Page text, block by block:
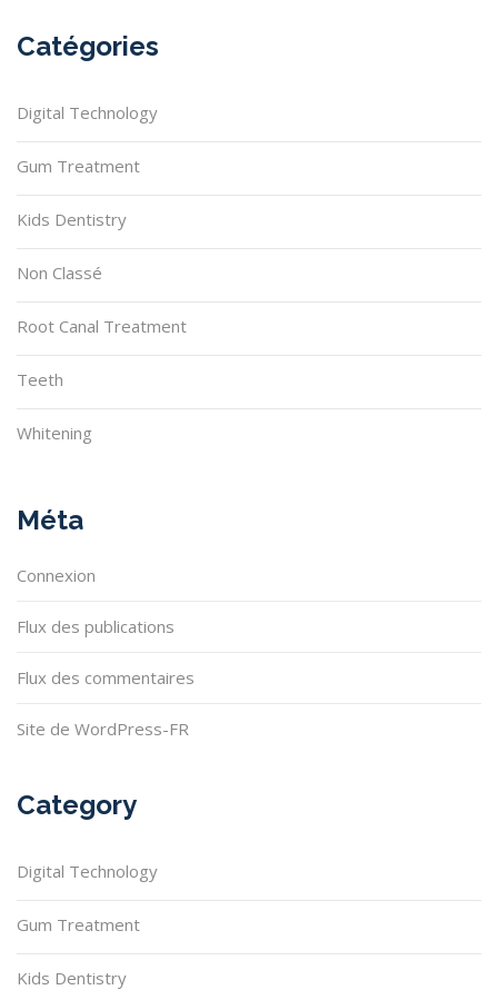
Catégories
Digital Technology
Gum Treatment
Kids Dentistry
Non Classé
Root Canal Treatment
Teeth
Whitening
Méta
Connexion
Flux des publications
Flux des commentaires
Site de WordPress-FR
Category
Digital Technology
Gum Treatment
Kids Dentistry